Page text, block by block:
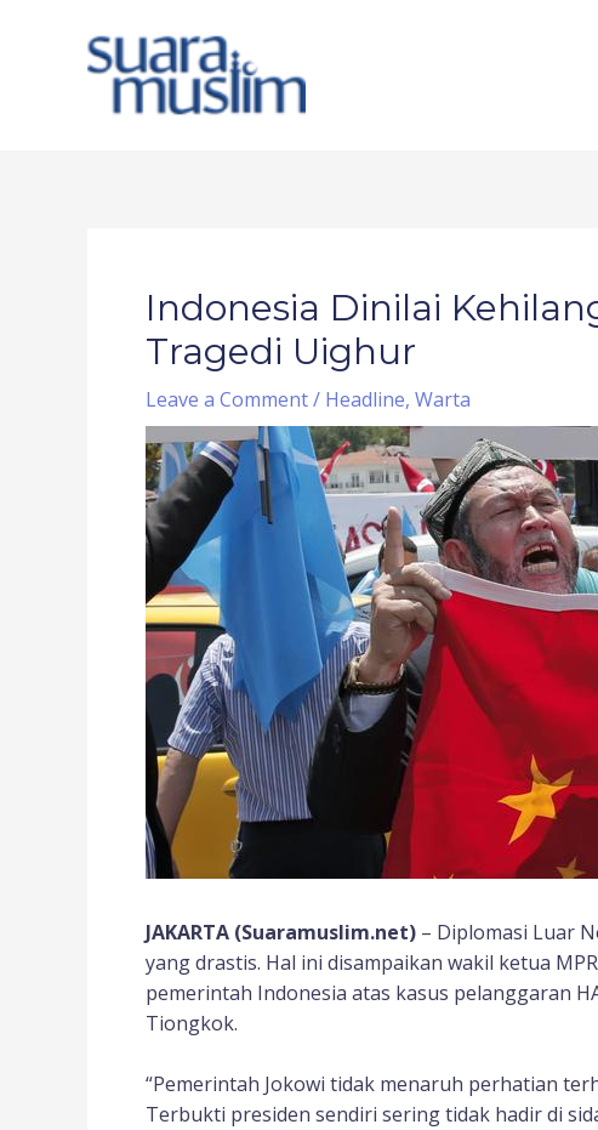
Indonesia Dinilai
Tragedi Uighur
Leave a Comment/ Headline, Warta
JAKARTA (Suaramuslim.net) – Diplomasi Luar
yang drastis. Hal ini disampaikan wakil ketua
pemerintah Indonesia atas kasus pelanggaran
Tiongkok.
“Pemerintah Jokowi tidak menaruh perhatian
Terbukti presiden sendiri sering tidak hadir di